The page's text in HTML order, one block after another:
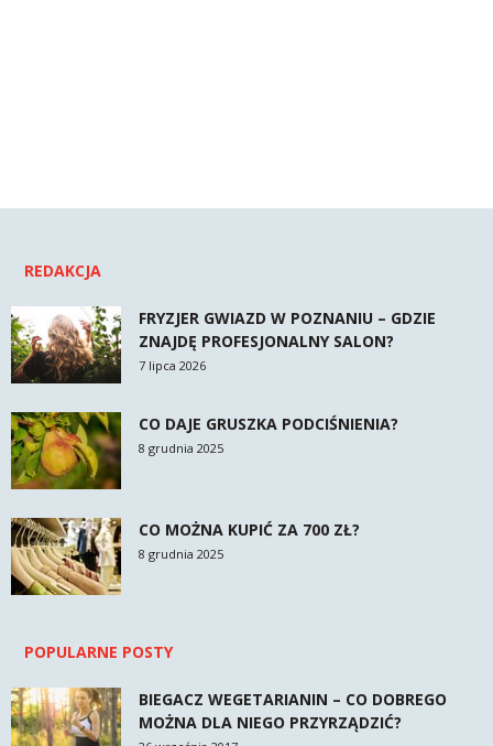
REDAKCJA
FRYZJER GWIAZD W POZNANIU – GDZIE
ZNAJDĘ PROFESJONALNY SALON?
7 lipca 2026
CO DAJE GRUSZKA PODCIŚNIENIA?
8 grudnia 2025
CO MOŻNA KUPIĆ ZA 700 ZŁ?
8 grudnia 2025
POPULARNE POSTY
BIEGACZ WEGETARIANIN – CO DOBREGO
MOŻNA DLA NIEGO PRZYRZĄDZIĆ?